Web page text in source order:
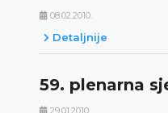
08.02.2010.
Detaljnije
59. plenarna
29.01.2010.